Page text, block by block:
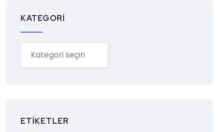
KATEGORI
ETIKETLER